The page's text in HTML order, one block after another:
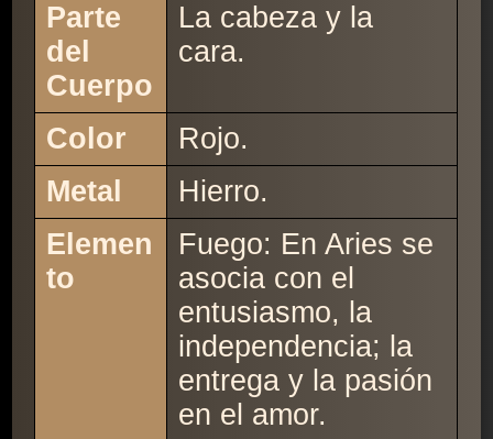
Parte
del
Cuerpo
La cabeza y la
cara.
Color
Rojo.
Metal
Hierro.
Elemen
to
Fuego: En Aries se
asocia con el
entusiasmo, la
independencia; la
entrega y la pasión
en el amor.